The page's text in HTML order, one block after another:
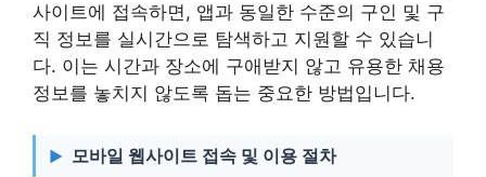
사이트에 접속하면, 앱과 동일한 수준의 구인 및 구
직 정보를 실시간으로 탐색하고 지원할 수 있습니
다. 이는 시간과 장소에 구애받지 않고 유용한 채용
정보를 놓치지 않도록 돕는 중요한 방법입니다.
모바일 웹사이트 접속 및 이용 절차